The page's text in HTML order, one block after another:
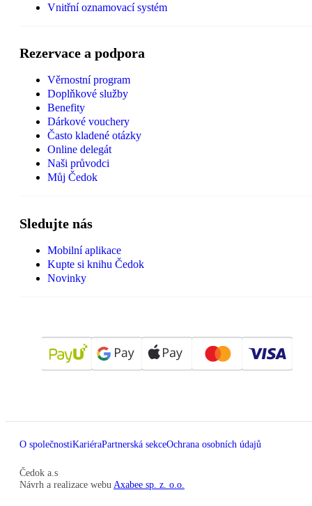
Vnitřní oznamovací systém
Rezervace a podpora
Věrnostní program
Doplňkové služby
Benefity
Dárkové vouchery
Často kladené otázky
Online delegát
Naši průvodci
Můj Čedok
Sledujte nás
Mobilní aplikace
Kupte si knihu Čedok
Novinky
O společnostiKariéraPartnerská sekceOchrana osobních údajů
Čedok a.s
Návrh a realizace webu Axabee sp. z. o.o.